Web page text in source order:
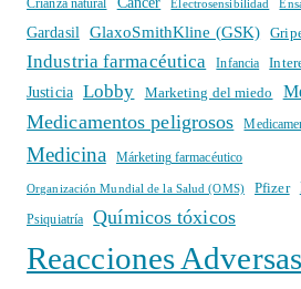
Electrosensibilidad
Gardasil GlaxoSmithKline (GSK)
Industria farmacéutica Infancia
Justicia
Lobby Marketing del miedo
Medicamentos peligrosos
Medicina Márketing farmacéutico
Organización Mundial de la Salud (OMS) Pfizer
Psiquiatría Químicos tóxicos
Reacciones